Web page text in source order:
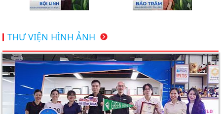
bạn khám phá
Du học Mỹ năm 2026: Cơ hội học tập và trải nghiệm tại
nền giáo dục hàng đầu
TƯ VẤN DU HỌC TOÀN DIỆN – BƯỚC ĐỆM VỮNG
THƯ VIỆN HÌNH ẢNH